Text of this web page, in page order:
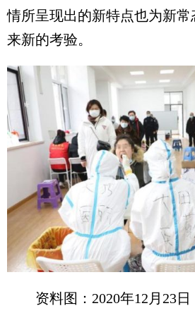
情所呈现出的新特点也为新
来新的考验。
资料图：2020年12月23日